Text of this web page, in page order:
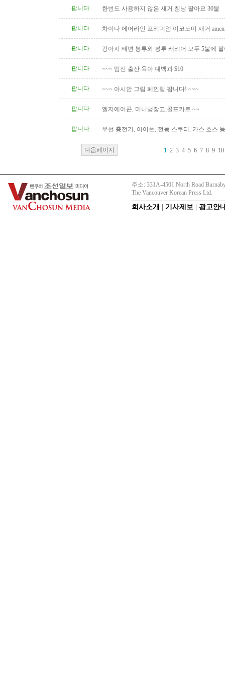
팝니다 한번도 사용하지 않은 새거 침낭 팔아요 30불
팝니다 차이나 에어라인 프리미엄 이코노미 새거
팝니다 강아지 배변 봉투와 봉투 캐리어 모두 5불에
팝니다 ~~~ 임신 출산 육아 대백과 $10
팝니다 ~~~ 아시안 그림 페인팅 팝니다! ~~~
팝니다 엘지에어콘, 미니냉장고,골프카트 ~~
팝니다 무선 충전기, 이어폰, 전동 스쿠터, 가스 호스 등
다음페이지 1 2 3 4 5 6 7 8 9 10
주소: 331A-4501 North Road
The Vancouver Korean Press Ltd.
회사소개 기사제보 광고안